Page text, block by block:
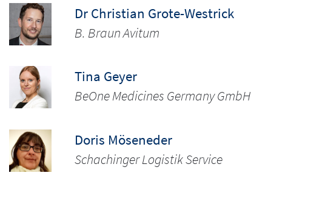
Dr Christian Grote-Westrick
B. Braun Avitum
Tina Geyer
BeOne Medicines Germany GmbH
Doris Möseneder
Schachinger Logistik Service